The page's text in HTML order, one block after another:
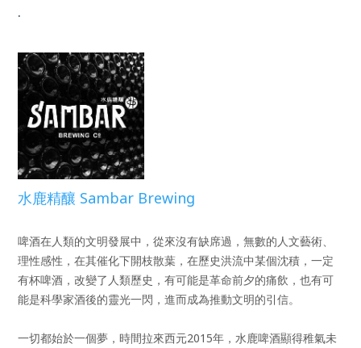
.
水鹿精釀 Sambar Brewing
啤酒在人類的文明發展中，從來沒有缺席過，無數的人文藝術、
理性感性，在其催化下開枝散葉，在歷史洪流中某個沈積，一定
有杯啤酒，改變了人類歷史，有可能是革命前夕的痛飲，也有可
能是科學家酒後的靈光一閃，進而成為推動文明的引信。
一切都始於一個夢，時間拉來西元2015年，水鹿啤酒顯得稚氣未